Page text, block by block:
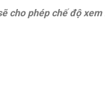
cho phép chế độ